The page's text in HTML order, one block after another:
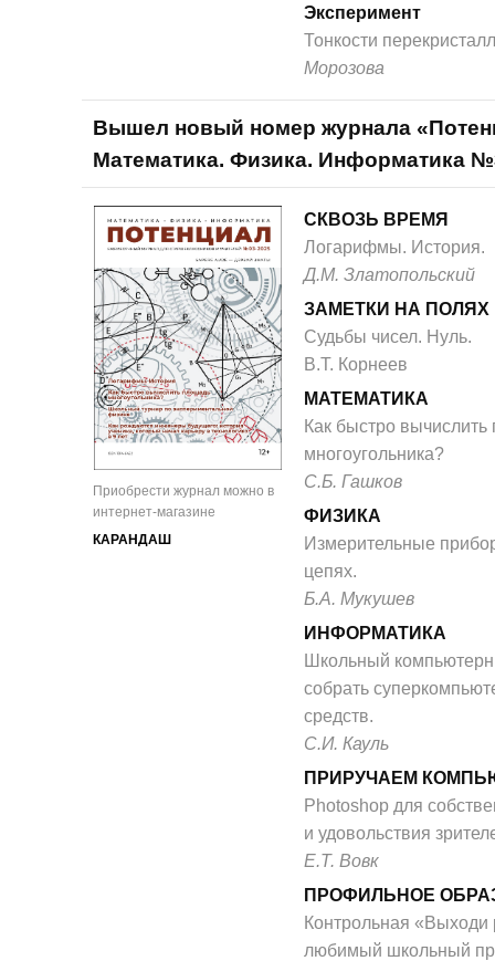
Эксперимент
Тонкости
Морозова
Вышел новый номер журнала
Математика. Физика. Информатика
Приобрести журнал можно в
интернет-магазине
КАРАНДАШ
СКВОЗЬ ВРЕМЯ
Логарифмы. История.
Д.М. Златопольский
ЗАМЕТКИ НА ПОЛЯХ
Судьбы чисел. Нуль.
В.Т. Корнеев
МАТЕМАТИКА
Как быстро
многоугольника?
С.Б. Гашков
ФИЗИКА
Измерительные
цепях.
Б.А. Мукушев
ИНФОРМАТИКА
Школьный
собрать
средств.
С.И. Кауль
ПРИРУЧАЕМ
Photoshop для
и удовольствия
Е.Т. Вовк
ПРОФИЛЬНОЕ
Контрольная «Выходи
любимый школьный